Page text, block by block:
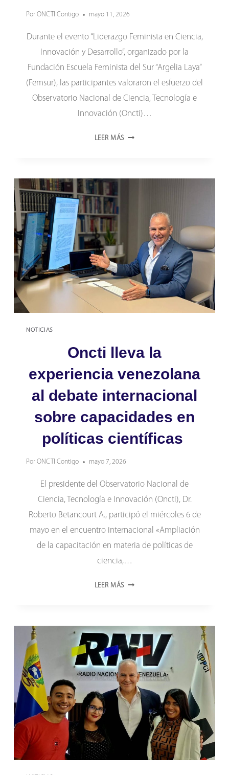
Por ONCTI Contigo mayo 11, 2026
Durante el evento “Liderazgo Feminista en Ciencia,
Innovación y Desarrollo”, organizado por la
Fundación Escuela Feminista del Sur “Argelia Laya”
(Femsur), las participantes valoraron el esfuerzo del
Observatorio Nacional de Ciencia, Tecnología e
Innovación (Oncti)…
LEER MÁS MUJERES
SISTEMATIZACIÓN
CIENCIA
COMUNAL
NOTICIAS
Oncti lleva la
experiencia venezolana
al debate internacional
sobre capacidades en
políticas científicas
Por ONCTI Contigo mayo 7, 2026
El presidente del Observatorio Nacional de
Ciencia, Tecnología e Innovación (Oncti), Dr.
Roberto Betancourt A., participó el miércoles 6 de
mayo en el encuentro internacional «Ampliación
de la capacitación en materia de políticas de
ciencia,…
LEER MÁS ONCTI
VENEZOLANA
AL
DEBATE
INTERNACIONAL
SOBRE
CAPACIDADES
EN
POLÍTICAS
CIENTÍFICAS